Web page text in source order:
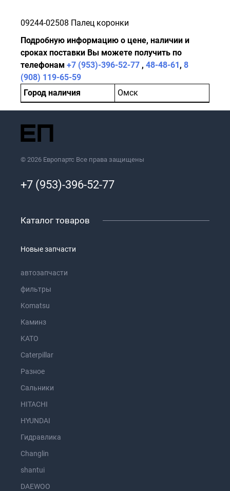
09244-02508 Палец коронки
Подробную информацию о цене, наличии и
сроках поставки Вы можете получить по
телефонам +7 (953)-396-52-77 , 48-48-61, 8
(908) 119-65-59
Город наличия
Омск
© 2026 Европартс Все права защищены
+7 (953)-396-52-77
Каталог товаров
Новые запчасти
автозапчасти
фильтры
Komatsu
Каминз
KATO
Caterpillar
Разное
Сальники
HITACHI
HYUNDAI
Гидравлика
Changlin
shantui
DAEWOO